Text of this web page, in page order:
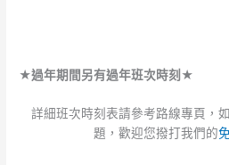
★過年期間另有過年班次時刻★
詳細班次時刻表請參考路線專頁，
題，歡迎您撥打我們的